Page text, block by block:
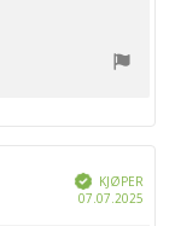
VerifisertKJØPER
07.07.2025